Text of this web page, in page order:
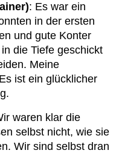
: Es war ein
in der ersten
und gute Konter
die Tiefe geschickt
Meine
ist ein glücklicher
waren klar die
selbst nicht, wie sie
Wir sind selbst dran